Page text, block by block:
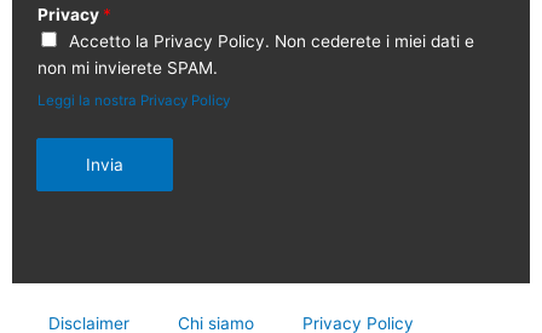
Privacy *
Accetto la Privacy Policy. Non cederete i miei dati e
non mi invierete SPAM.
Leggi la nostra Privacy Policy
Invia
Disclaimer Chi siamo Privacy Policy